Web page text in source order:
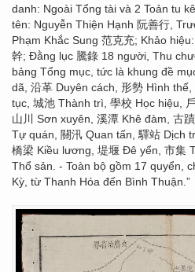
danh: Ngoài Tổng tài và 2 Toản tu
tên: Nguyễn Thiện Hạnh 阮善行,
Phạm Khắc Sung 范克充; Khảo
幹; Đằng lục 騰錄 18 người, Thu
bảng Tổng mục, tức là khung đề
dã, 沿革 Duyên cách, 形勢 Hình
tục, 城池 Thành trì, 學校 Học hiệu,
山川 Sơn xuyên, 溪潭 Khê đàm, 古
Tự quán, 關汛 Quan tấn, 驛站 Dịch
橋梁 Kiều lương, 堤堰 Đê yển, 市集
Thổ sản. - Toàn bộ gồm 17 quyển,
Kỳ, từ Thanh Hóa đến Bình Thuận.”